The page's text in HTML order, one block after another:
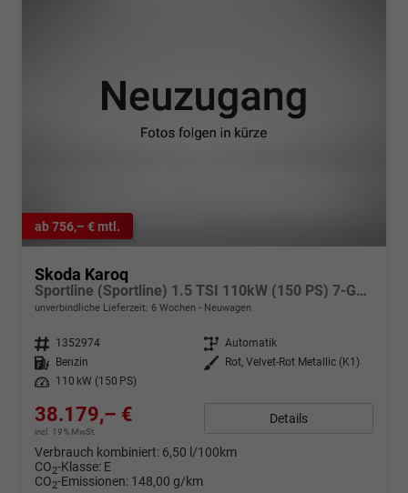
ab 756,– € mtl.
Skoda Karoq
Sportline (Sportline) 1.5 TSI 110kW (150 PS) 7-Gang DSG
unverbindliche Lieferzeit: 6 Wochen Neuwagen
Fahrzeugnr. 1352974 Getriebe Automatik
Kraftstoff
Benzin Außenfarbe
Rot, Velvet-Rot Metallic (K1)
Leistung
110 kW (150 PS)
38.179,– €
incl. 19% MwSt.
Details
Verbrauch kombiniert: 6,50 l/100km
CO2-Klasse: E
CO2-Emissionen: 148,00 g/km